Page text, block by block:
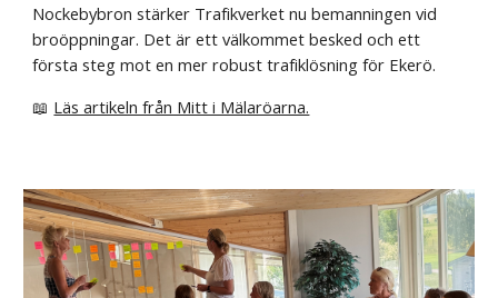
Nockebybron stärker Trafikverket nu bemanningen vid
broöppningar. Det är ett välkommet besked och ett
första steg mot en mer robust trafiklösning för Ekerö.
📖 Läs artikeln från Mitt i Mälaröarna.